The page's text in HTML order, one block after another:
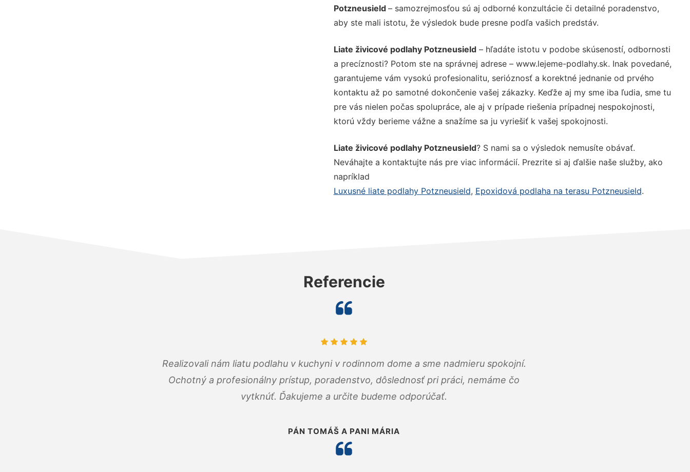
Potzneusield – samozrejmosťou sú aj odborné konzultácie či detailné poradenstvo,
aby ste mali istotu, že výsledok bude presne podľa vašich predstáv.
Liate živicové podlahy Potzneusield– hľadáte istotu v podobe skúseností, odbornosti
a precíznosti? Potom ste na správnej adrese – www.lejeme-podlahy.sk. Inak povedané,
garantujeme vám vysokú profesionalitu, serióznosť a korektné jednanie od prvého
kontaktu až po samotné dokončenie vašej zákazky. Keďže aj my sme iba ľudia, sme tu
pre vás nielen počas spolupráce, ale aj v prípade riešenia prípadnej nespokojnosti,
ktorú vždy berieme vážne a snažíme sa ju vyriešiť k vašej spokojnosti.
Liate živicové podlahy Potzneusield? S nami sa o výsledok nemusíte obávať.
Neváhajte a kontaktujte nás pre viac informácií. Prezrite si aj ďalšie naše služby, ako
napríklad
Luxusné liate podlahy Potzneusield, Epoxidová podlaha na terasu Potzneusield.
Referencie
Realizovali nám liatu podlahu v kuchyni v rodinnom dome a sme nadmieru spokojní.
Ochotný a profesionálny prístup, poradenstvo, dôslednosť pri práci, nemáme čo
vytknúť. Ďakujeme a určite budeme odporúčať.
PÁN TOMÁŠ A PANI MÁRIA